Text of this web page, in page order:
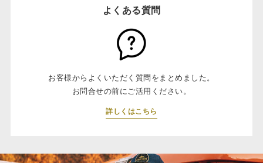
よくある質問
お客様からよくいただく質問をまとめました。
お問合せの前にご活用ください。
詳しくはこちら